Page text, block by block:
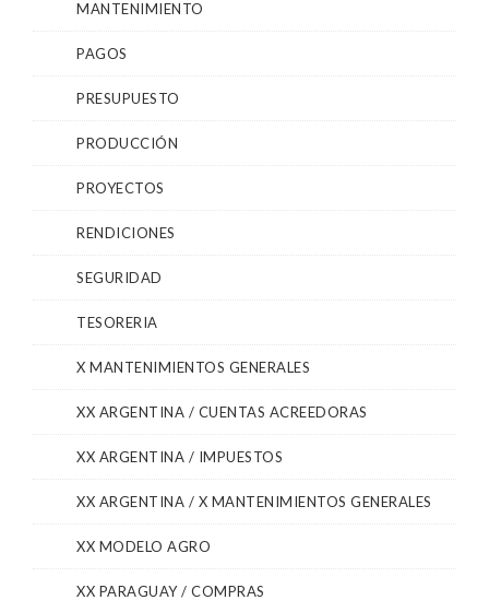
MANTENIMIENTO
PAGOS
PRESUPUESTO
PRODUCCIÓN
PROYECTOS
RENDICIONES
SEGURIDAD
TESORERIA
X MANTENIMIENTOS GENERALES
XX ARGENTINA / CUENTAS ACREEDORAS
XX ARGENTINA / IMPUESTOS
XX ARGENTINA / X MANTENIMIENTOS GENERALES
XX MODELO AGRO
XX PARAGUAY / COMPRAS